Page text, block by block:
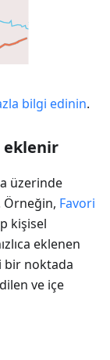
bilgi edinin.
eklenir
üzerinde
Örneğin, Favori
kişisel
eklenen
bir noktada
ve içe